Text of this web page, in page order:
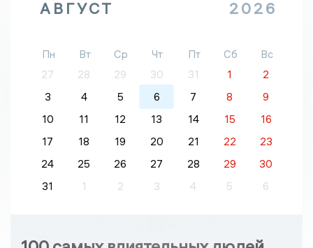
АВГУСТ 2026
Пн Вт Ср Чт Пт Сб
Вс
27
28 29 30 31 1
2
3
4 5 6 7 8
9
10
11 12 13 14 15
16
17
18 19 20 21 22
23
24
25 26 27 28 29
30
31
1 2 3 4 5 6